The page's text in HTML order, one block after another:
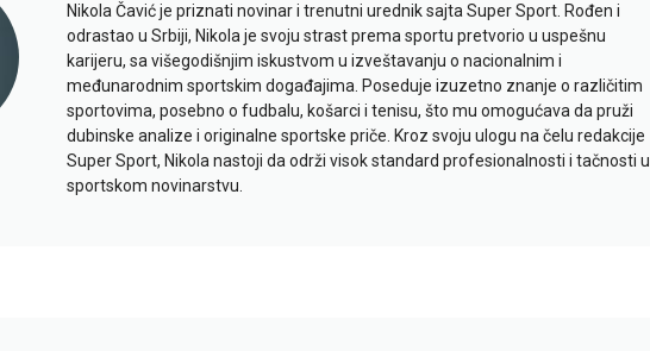
Nikola Čavić je priznati novinar i trenutni urednik sajta Super Sport. Rođen i
odrastao u Srbiji, Nikola je svoju strast prema sportu pretvorio u uspešnu
karijeru, sa višegodišnjim iskustvom u izveštavanju o nacionalnim i
međunarodnim sportskim događajima. Poseduje izuzetno znanje o različitim
sportovima, posebno o fudbalu, košarci i tenisu, što mu omogućava da pruži
dubinske analize i originalne sportske priče. Kroz svoju ulogu na čelu redakcije
Super Sport, Nikola nastoji da održi visok standard profesionalnosti i tačnosti u
sportskom novinarstvu.